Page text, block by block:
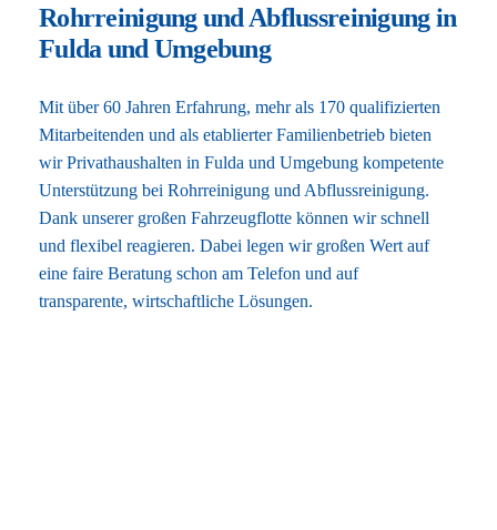
Rohrreinigung und Abflussreinigung in
Fulda und Umgebung
Mit über 60 Jahren Erfahrung, mehr als 170 qualifizierten
Mitarbeitenden und als etablierter Familienbetrieb bieten
wir Privathaushalten in Fulda und Umgebung kompetente
Unterstützung bei Rohrreinigung und Abflussreinigung.
Dank unserer großen Fahrzeugflotte können wir schnell
und flexibel reagieren. Dabei legen wir großen Wert auf
eine faire Beratung schon am Telefon und auf
transparente, wirtschaftliche Lösungen.